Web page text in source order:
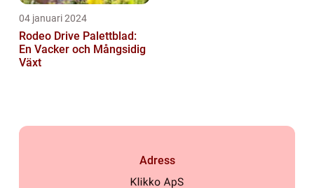
04 januari 2024
Rodeo Drive Palettblad:
En Vacker och Mångsidig
Växt
Adress